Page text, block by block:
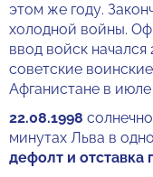
этом же году.
холодной войны.
ввод войск начался
советские
Афганистане в июле
22.08.1998
минутах Льва в
дефолт и отставка